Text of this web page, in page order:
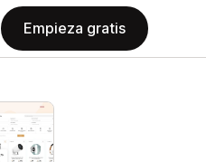
Empieza gratis